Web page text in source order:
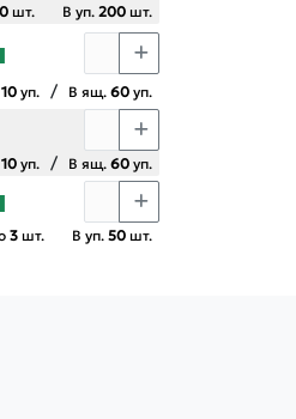
шт. В уп. 200 шт.
10 уп. / В ящ. 60 уп.
10 уп. / В ящ. 60 уп.
3 шт. В уп. 50 шт.